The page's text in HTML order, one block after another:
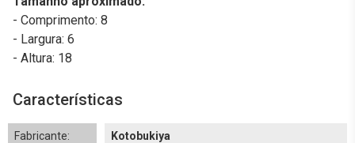
- Comprimento: 8
- Largura: 6
- Altura: 18
Características
Fabricante: Kotobukiya